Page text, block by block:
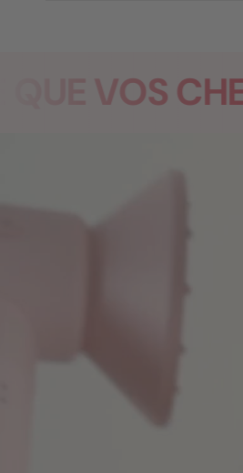
VOS